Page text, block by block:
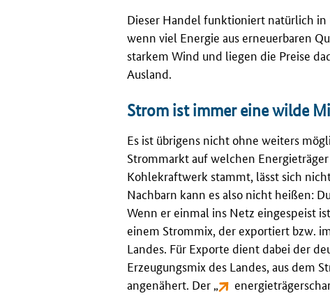
Dieser Handel funktioniert natürlich in
wenn viel Energie aus erneuerbaren
starkem Wind und liegen die Preise
Ausland.
Strom ist immer eine wilde
Es ist übrigens nicht ohne weiters
Strommarkt auf welchen
Kohlekraftwerk stammt, lässt sich
Nachbarn kann es also nicht heißen:
Wenn er einmal ins Netz eingespeist
einem Strommix, der exportiert bzw.
Landes. Für Exporte dient dabei der
Erzeugungsmix des Landes, aus dem
angenähert. Der „